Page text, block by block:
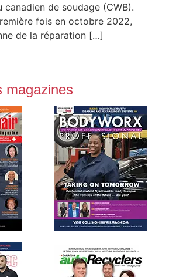
canadien de soudage (CWB).
fois en octobre 2022,
de la réparation […]
magazines